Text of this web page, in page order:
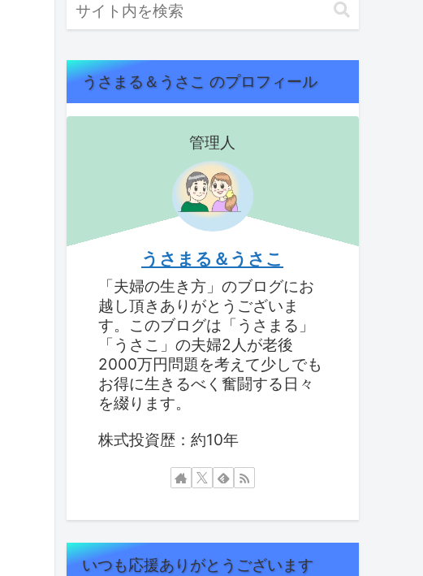
うさまる＆うさこ のプロフィール
管理人
うさまる＆うさこ
「夫婦の生き方」のブログにお
越し頂きありがとうございま
す。このブログは「うさまる」
「うさこ」の夫婦2人が老後
2000万円問題を考えて少しでも
お得に生きるべく奮闘する日々
を綴ります。
株式投資歴：約10年
いつも応援ありがとうございます